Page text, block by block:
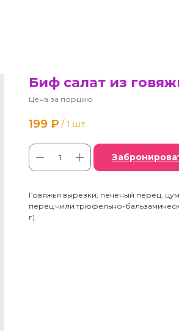
Биф салат из
Цена за порцию
199 ₽ / 1 шт
Говяжья вырезки, печёный перец,
перец чили трюфельно-
г)